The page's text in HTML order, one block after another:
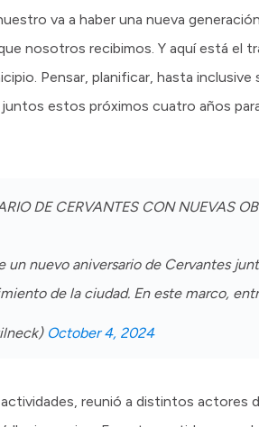
va a haber una nueva
nosotros recibimos. Y aquí está el
Pensar, planificar, hasta
juntos estos próximos cuatro años
DE CERVANTES CON NUEVAS
un nuevo aniversario de Cervantes
de la ciudad. En este marco,
October 4, 2024
reunió a distintos actores